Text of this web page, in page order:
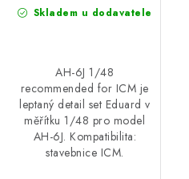
Skladem u dodavatele
AH-6J 1/48
recommended for ICM je
leptaný detail set Eduard v
měřítku 1/48 pro model
AH-6J. Kompatibilita:
stavebnice ICM.